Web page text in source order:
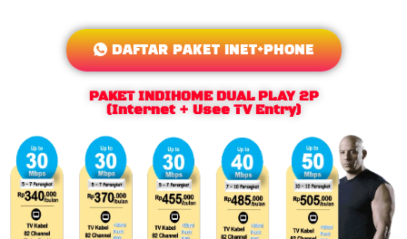
DAFTAR PAKET INET+PHONE
PAKET INDIHOME DUAL PLAY 2P
(Internet + Usee TV Entry)